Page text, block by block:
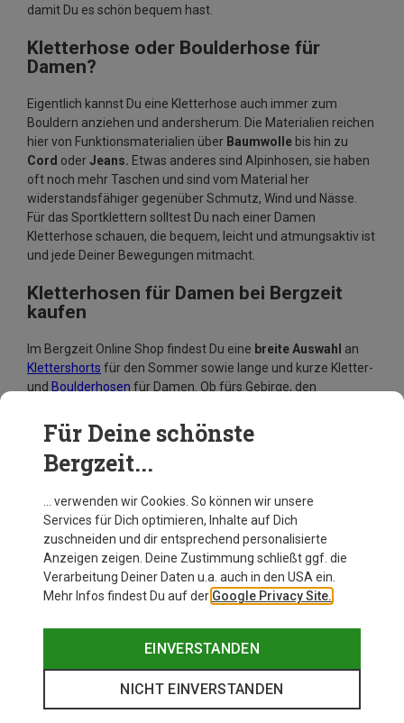
damit Du es schön bequem hast.
Kletterhose oder Boulderhose für
Damen?
Eigentlich kannst Du eine Kletterhose auch immer zum
Bouldern anziehen und andersherum. Die Materialien reichen
hier von Funktionsmaterialien über Baumwolle bis hin zu
Cord oderJeans. Etwas anderes sind Alpinhosen, sie haben
oft noch mehr Taschen und sind vom Material her
widerstandsfähiger gegenüber Schmutz, Wind und Nässe.
Für das Sportklettern solltest Du nach einer Damen
Kletterhose schauen, die bequem, leicht und atmungsaktiv ist
und jede Deiner Bewegungen mitmacht.
Kletterhosen für Damen bei Bergzeit
kaufen
Im Bergzeit Online Shop findest Du eine breite Auswahl an
Klettershorts für den Sommer sowie lange und kurze Kletter-
und Boulderhosen für Damen. Ob fürs Gebirge, den
Hersteller wie
E9 Adidas Terrex Patagonia
und Ortovoxim Sortiment. Sobald Du die passende Damen
Kletterhose gefunden hast, steht Deinem Ausflug in die
Für Deine schönste
Bergzeit...
… verwenden wir Cookies. So können wir unsere
Services für Dich optimieren, Inhalte auf Dich
zuschneiden und dir entsprechend personalisierte
Anzeigen zeigen. Deine Zustimmung schließt ggf. die
Verarbeitung Deiner Daten u.a. auch in den USA ein.
Mehr Infos findest Du auf der Google Privacy Site.
EINVERSTANDEN
NICHT EINVERSTANDEN